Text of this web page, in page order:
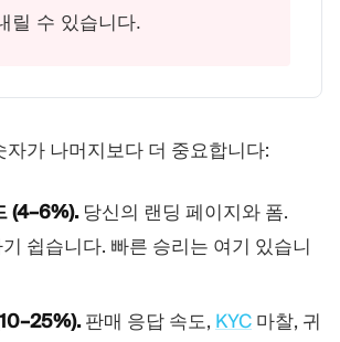
릴 수 있습니다.
자가 나머지보다 더 중요합니다:
(4–6%).당신의 랜딩 페이지와 폼.
쉽습니다. 빠른 승리는 여기 있습니
판매 응답 속도, KYC 마찰, 귀